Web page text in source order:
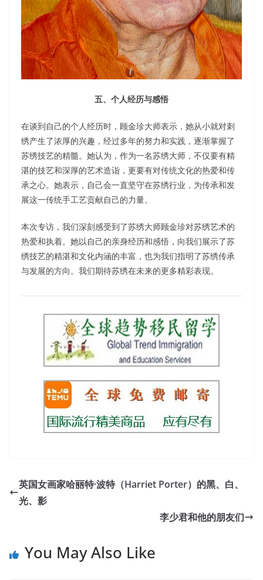
五、个人经历与感悟
在谈到自己的个人经历时，顾金珍大师表示，她从小就对刺
绣产生了浓厚的兴趣，经过多年的努力和实践，逐渐掌握了
苏绣技艺的精髓。她认为，作为一名苏绣大师，不仅要有精
湛的技艺和深厚的艺术造诣，更要有对传统文化的热爱和传
承之心。她表示，自己会一直坚守在苏绣行业，为传承和发
展这一传统手工艺贡献自己的力量。
本次专访，我们深刻感受到了苏绣大师顾金珍对苏绣艺术的
热爱和执着。她以自己的亲身经历和感悟，向我们展示了苏
绣技艺的精湛和文化内涵的丰富，也为我们指明了苏绣传承
与发展的方向。我们期待苏绣在未来的更多精彩表现。
英国女画家哈丽特·波特（Harriet Porter）的黑、白、
光、影
李少君和他的朋友们
You May Also Like